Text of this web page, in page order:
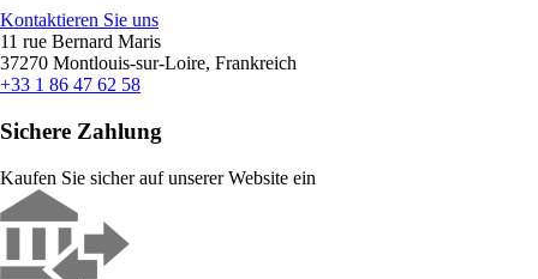
Kontaktieren Sie uns
11 rue Bernard Maris
37270 Montlouis-sur-Loire, Frankreich
+33 1 86 47 62 58
Sichere Zahlung
Kaufen Sie sicher auf unserer Website ein